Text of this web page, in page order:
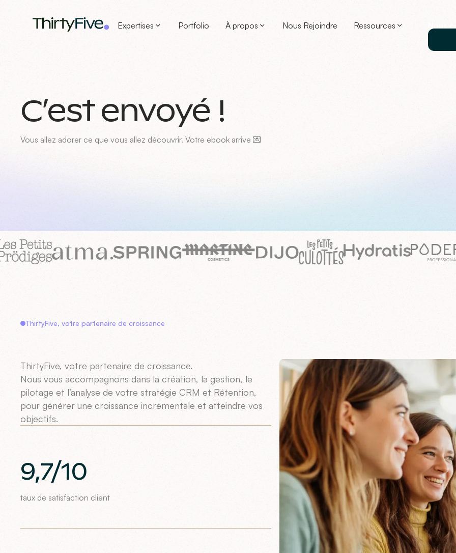
Expertises Portfolio À propos Nous Rejoindre Ressources
C’est envoyé !
Vous allez adorer ce que vous allez découvrir. Votre ebook arrive 💌
ThirtyFive, votre partenaire de croissance
ThirtyFive, votre partenaire de croissance.
Nous vous accompagnons dans la création, la gestion, le
pilotage et l’analyse de votre stratégie CRM et Rétention,
pour générer une croissance incrémentale et atteindre vos
objectifs.
9,7/10
taux de satisfaction client